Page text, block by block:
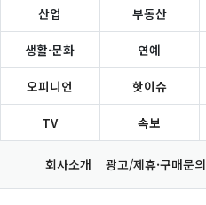
산업 부동산
생활·문화 연예
오피니언 핫이슈
TV 속보
회사소개 광고/제휴·구매문의